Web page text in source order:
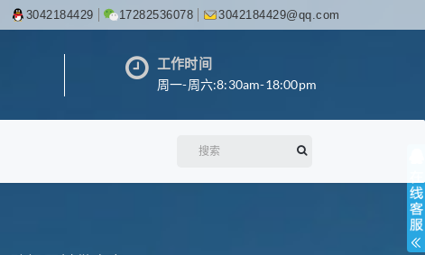
3042184429 17282536078 3042184429@qq.com
工作时间
周一-周六:8:30am-18:00pm